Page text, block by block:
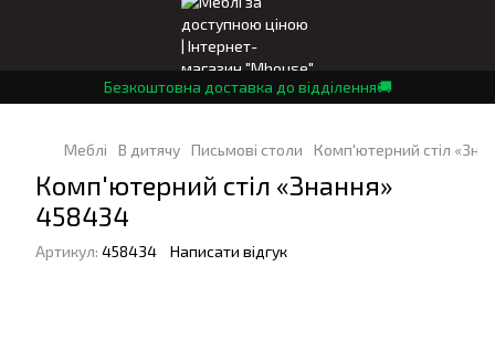
Безкоштовна доставка до відділення🚚
Меблі В дитячу Письмові столи Комп'ютерний стіл
Комп'ютерний стіл «Знання»
458434
Артикул: 458434 Написати відгук